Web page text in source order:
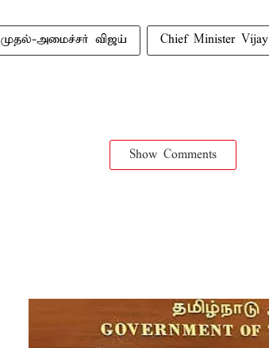
முதல்-அமைச்சர் விஜய் Chief Minister Vijay
Show Comments